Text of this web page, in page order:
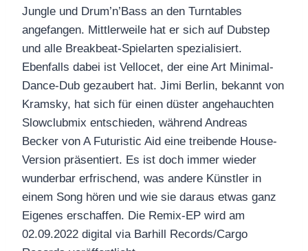
Jungle und Drum’n’Bass an den Turntables
angefangen. Mittlerweile hat er sich auf Dubstep
und alle Breakbeat-Spielarten spezialisiert.
Ebenfalls dabei ist Vellocet, der eine Art Minimal-
Dance-Dub gezaubert hat. Jimi Berlin, bekannt von
Kramsky, hat sich für einen düster angehauchten
Slowclubmix entschieden, während Andreas
Becker von A Futuristic Aid eine treibende House-
Version präsentiert. Es ist doch immer wieder
wunderbar erfrischend, was andere Künstler in
einem Song hören und wie sie daraus etwas ganz
Eigenes erschaffen. Die Remix-EP wird am
02.09.2022 digital via Barhill Records/Cargo